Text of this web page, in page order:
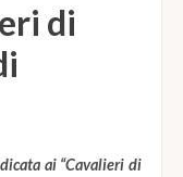
di
ai “Cavalieri di